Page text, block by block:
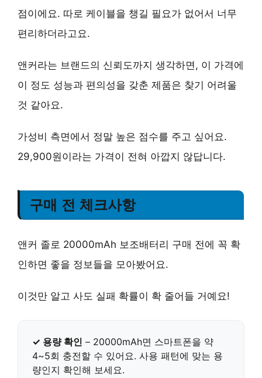
점이에요. 따로 케이블을 챙길 필요가 없어서 너무
편리하더라고요.
앤커라는 브랜드의 신뢰도까지 생각하면, 이 가격에
이 정도 성능과 편의성을 갖춘 제품은 찾기 어려울
것 같아요.
가성비 측면에서 정말 높은 점수를 주고 싶어요.
29,900원이라는 가격이 전혀 아깝지 않답니다.
구매 전 체크사항
앤커 졸로 20000mAh 보조배터리 구매 전에 꼭 확
인하면 좋을 정보들을 모아봤어요.
이것만 알고 사도 실패 확률이 확 줄어들 거예요!
✓ 용량 확인 – 20000mAh면 스마트폰을 약
4~5회 충전할 수 있어요. 사용 패턴에 맞는 용
량인지 확인해 보세요.